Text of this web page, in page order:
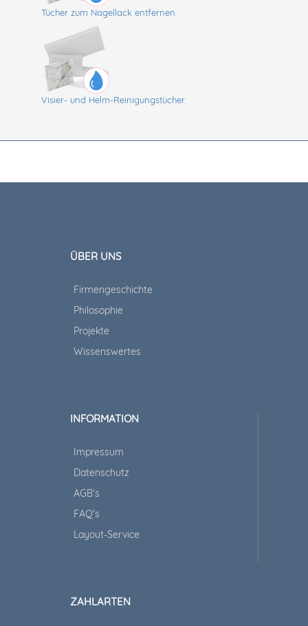
Tücher zum Nagellack entfernen
Visier- und Helm-Reinigungstücher
ÜBER UNS
Firmengeschichte
Philosophie
Projekte
Wissenswertes
INFORMATION
Impressum
Datenschutz
AGB's
FAQ's
Layout-Service
ZAHLARTEN